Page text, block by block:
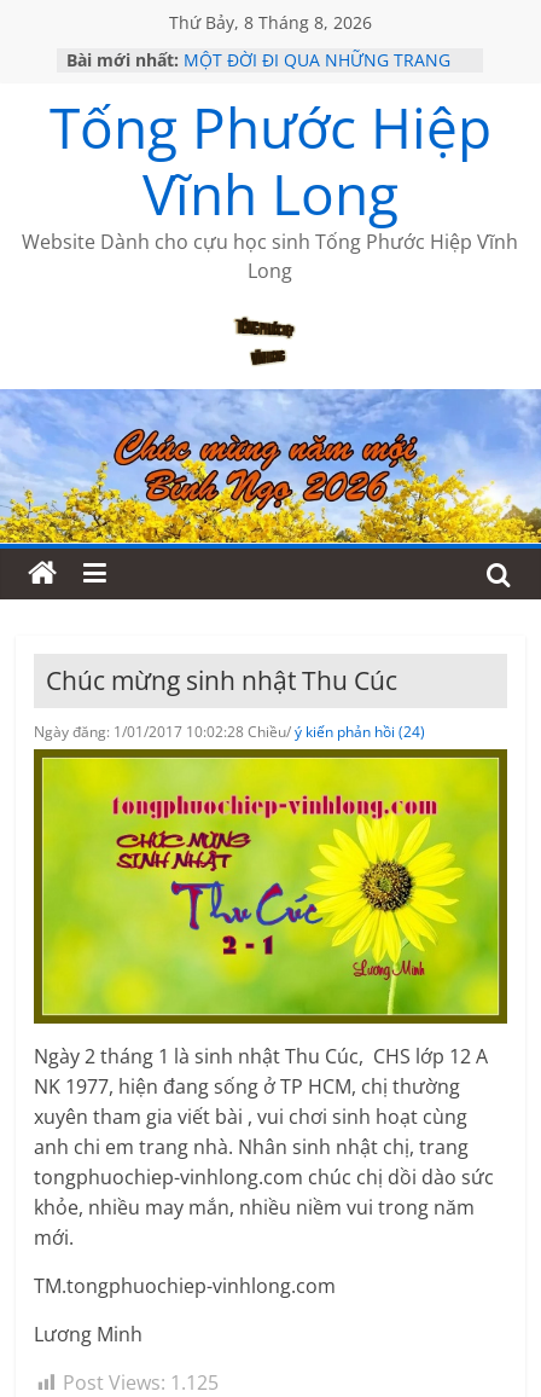
Thứ Bảy, 8 Tháng 8, 2026
Bài mới nhất: MỘT ĐỜI ĐI QUA NHỮNG TRANG
KHÔNG ĐỀ 19 CỦA THÁI LÃO
CHÙM THƠ CỦA BÍCH HÀ
GIÃ TỪ ĐÀ LẠT của ANTH ĐOÀN
HỌC SỬ HỒI XƯA
Tống Phước Hiệp
Vĩnh Long
Website Dành cho cựu học sinh Tống Phước Hiệp Vĩnh
Long
Chúc mừng sinh nhật Thu Cúc
Ngày đăng: 1/01/2017 10:02:28 Chiều/ý kiến phản hồi (24)
Ngày 2 tháng 1 là sinh nhật Thu Cúc, CHS lớp 12 A
NK 1977, hiện đang sống ở TP HCM, chị thường
xuyên tham gia viết bài , vui chơi sinh hoạt cùng
anh chi em trang nhà. Nhân sinh nhật chị, trang
tongphuochiep-vinhlong.com chúc chị dồi dào sức
khỏe, nhiều may mắn, nhiều niềm vui trong năm
mới.
TM.tongphuochiep-vinhlong.com
Lương Minh
Post Views: 1.125